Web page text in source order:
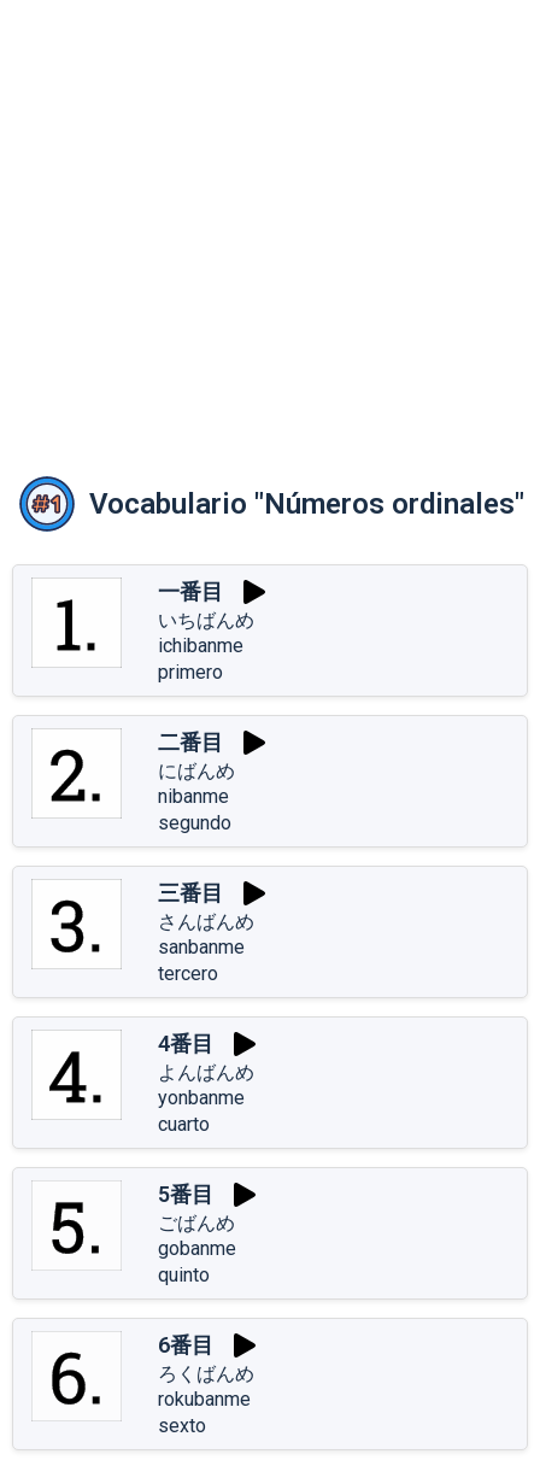
Vocabulario "Números ordinales"
一番目
いちばんめ
ichibanme
primero
二番目
にばんめ
nibanme
segundo
三番目
さんばんめ
sanbanme
tercero
4番目
よんばんめ
yonbanme
cuarto
5番目
ごばんめ
gobanme
quinto
6番目
ろくばんめ
rokubanme
sexto